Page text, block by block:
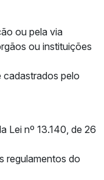
ou pela via
ou instituições
cadastrados pelo
Lei nº 13.140, de 26
regulamentos do